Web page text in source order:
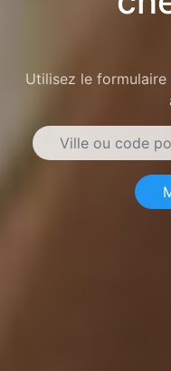
Utilisez le